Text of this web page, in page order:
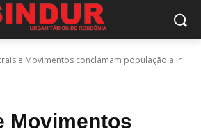
e Movimentos conclamam população a ir
Movimentos